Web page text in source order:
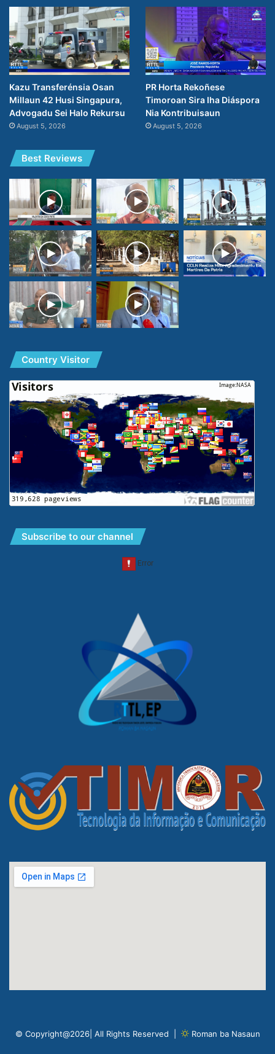
Kazu Transferénsia Osan
Millaun 42 Husi Singapura,
Advogadu Sei Halo Rekursu
August 5, 2026
PR Horta Rekoñese
Timoroan Sira Iha Diáspora
Nia Kontribuisaun
August 5, 2026
Best Reviews
Country Visitor
Subscribe to our channel
© Copyright@2026| All Rights Reserved | Roman ba Nasaun